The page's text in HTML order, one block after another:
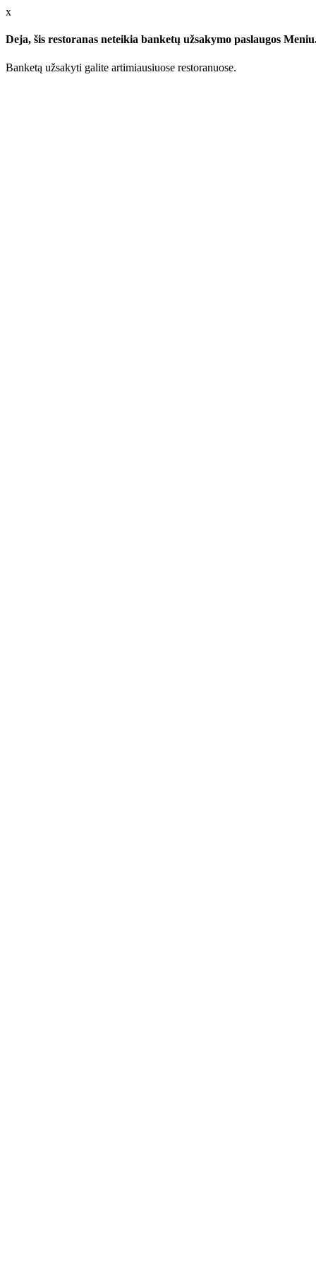
x
Deja, šis restoranas neteikia banketų užsakymo paslaugos
Banketą užsakyti galite artimiausiuose restoranuose.